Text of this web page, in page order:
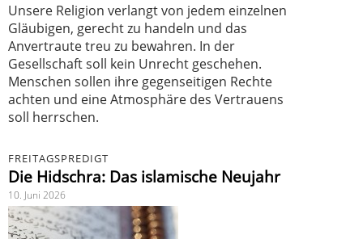
Unsere Religion verlangt von jedem einzelnen
Gläubigen, gerecht zu handeln und das
Anvertraute treu zu bewahren. In der
Gesellschaft soll kein Unrecht geschehen.
Menschen sollen ihre gegenseitigen Rechte
achten und eine Atmosphäre des Vertrauens
soll herrschen.
FREITAGSPREDIGT
Die Hidschra: Das islamische Neujahr
10. Juni 2026